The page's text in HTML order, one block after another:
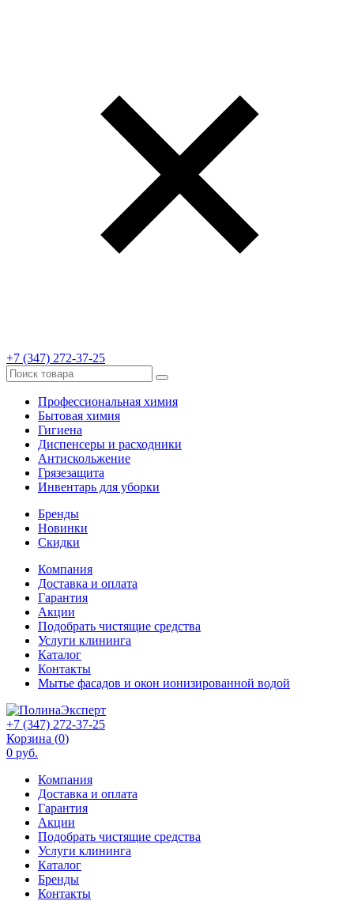
+7 (347) 272-37-25
Профессиональная химия
Бытовая химия
Гигиена
Диспенсеры и расходники
Антискольжение
Грязезащита
Инвентарь для уборки
Бренды
Новинки
Скидки
Компания
Доставка и оплата
Гарантия
Акции
Подобрать чистящие средства
Услуги клининга
Каталог
Контакты
Мытье фасадов и окон ионизированной водой
+7 (347) 272-37-25
Корзина (0)
0 руб.
Компания
Доставка и оплата
Гарантия
Акции
Подобрать чистящие средства
Услуги клининга
Каталог
Бренды
Контакты